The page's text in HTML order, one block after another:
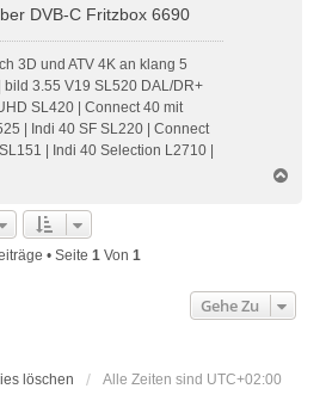
DVB-C Fritzbox 6690
3D und ATV 4K an klang 5
bild 3.55 V19 SL520 DAL/DR+
SL420 | Connect 40 mit
| Indi 40 SF SL220 | Connect
| Indi 40 Selection L2710 |
e
• Seite 1 Von 1
Gehe Zu
löschen Alle Zeiten sind UTC+02:00